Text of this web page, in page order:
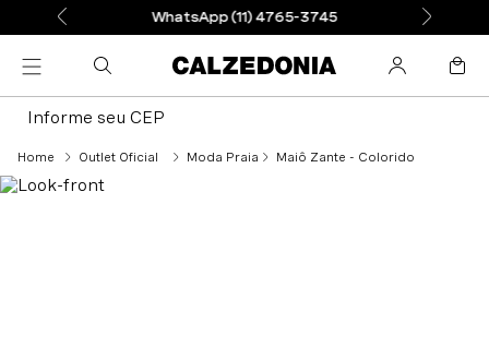
WhatsApp (11) 4765-3745
Informe seu CEP
Outlet Oficial Moda Praia Maiô Zante - Colorido